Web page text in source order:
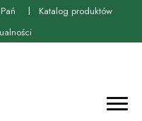
Katalog produktów